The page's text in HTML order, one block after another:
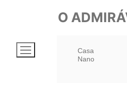
conteúdo
O
Casa
Nano